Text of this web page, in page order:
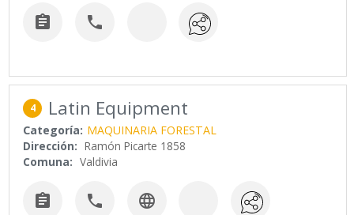
 
4 Latin Equipment
Categoría: MAQUINARIA FORESTAL
Dirección: Ramón Picarte 1858
Comuna: Valdivia
  